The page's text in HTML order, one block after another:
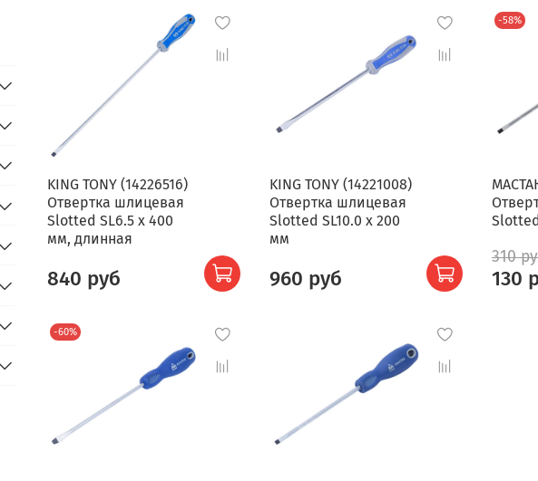
KING TONY (14226516)
Отвертка шлицевая
Slotted SL6.5 x 400
мм, длинная
840 руб
KING TONY (14221008)
Отвертка шлицевая
Slotted SL10.0 x 200
мм
960 руб
-58%
310
130
-60%